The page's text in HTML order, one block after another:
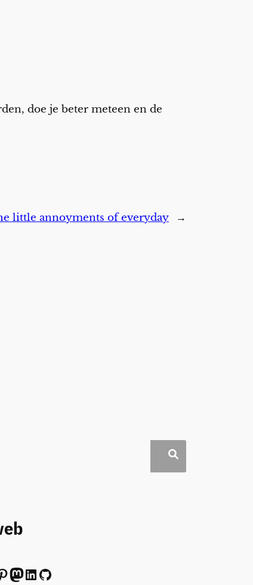
doe je beter meteen en de
little annoyments of everyday →
Mastodon LinkedIn GitHub